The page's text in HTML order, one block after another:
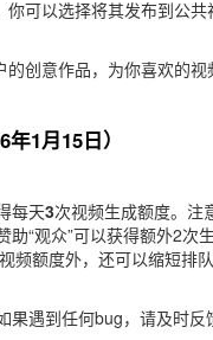
你可以选择将其发布到公共
的创意作品，为你喜欢的视
1月15日）
每天3次视频生成额度。注
“观众”可以获得额外2次
频额度外，还可以缩短排
果遇到任何bug，请及时反